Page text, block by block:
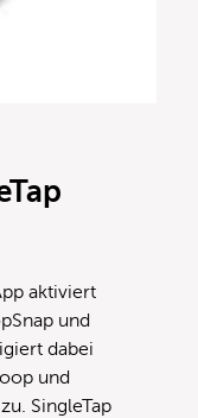
aktiviert
und
dabei
und
SingleTap